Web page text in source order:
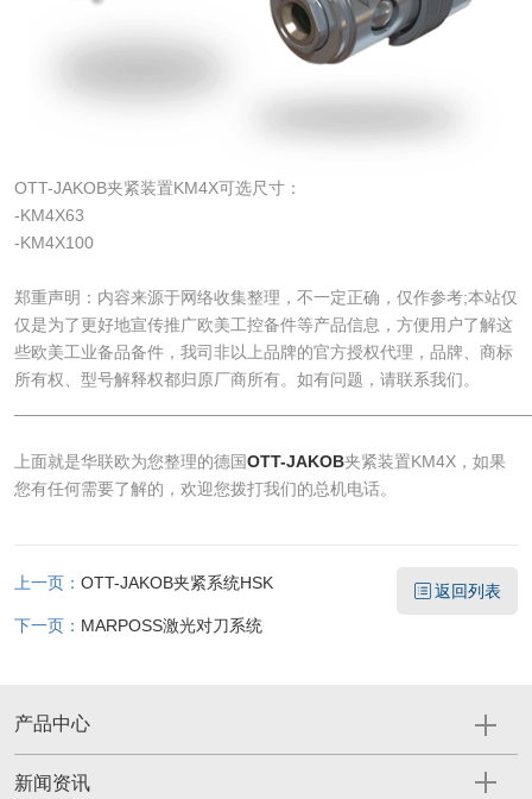
OTT-JAKOB夹紧装置KM4X可选尺寸：
-KM4X63
-KM4X100
郑重声明：内容来源于网络收集整理，不一定正确，仅作参考;本站仅
仅是为了更好地宣传推广欧美工控备件等产品信息，方便用户了解这
些欧美工业备品备件，我司非以上品牌的官方授权代理，品牌、商标
所有权、型号解释权都归原厂商所有。如有问题，请联系我们。
上面就是华联欧为您整理的德国OTT-JAKOB夹紧装置KM4X，如果
您有任何需要了解的，欢迎您拨打我们的总机电话。
上一页： OTT-JAKOB夹紧系统HSK
下一页： MARPOSS激光对刀系统
返回列表
产品中心
新闻资讯